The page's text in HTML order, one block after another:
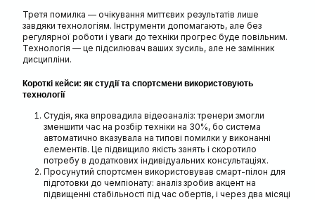
Третя помилка — очікування миттєвих результатів лише
завдяки технологіям. Інструменти допомагають, але без
регулярної роботи і уваги до техніки прогрес буде повільним.
Технологія — це підсилювач ваших зусиль, але не замінник
дисципліни.
Короткі кейси: як студії та спортсмени використовують
технології
Студія, яка впровадила відеоаналіз: тренери змогли
зменшити час на розбір техніки на 30%, бо система
автоматично вказувала на типові помилки у виконанні
елементів. Це підвищило якість занять і скоротило
потребу в додаткових індивідуальних консультаціях.
Просунутий спортсмен використовував смарт-пілон для
підготовки до чемпіонату: аналіз зробив акцент на
підвищенні стабільності під час обертів, і через два місяці